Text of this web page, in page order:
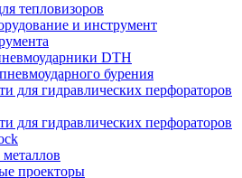
тепловизоров
и инструмент
DTH
бурения
для гидравлических перфораторов
для гидравлических перфораторов
проекторы